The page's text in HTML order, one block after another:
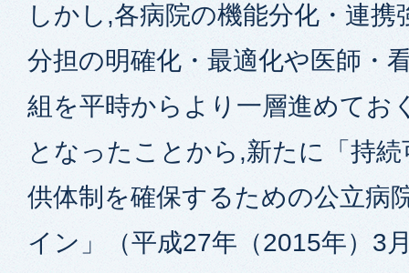
しかし,各病院の機能分化・連
分担の明確化・最適化や医師・
組を平時からより一層進めてお
となったことから,新たに「持
供体制を確保するための公立病
イン」（平成27年（2015年）3